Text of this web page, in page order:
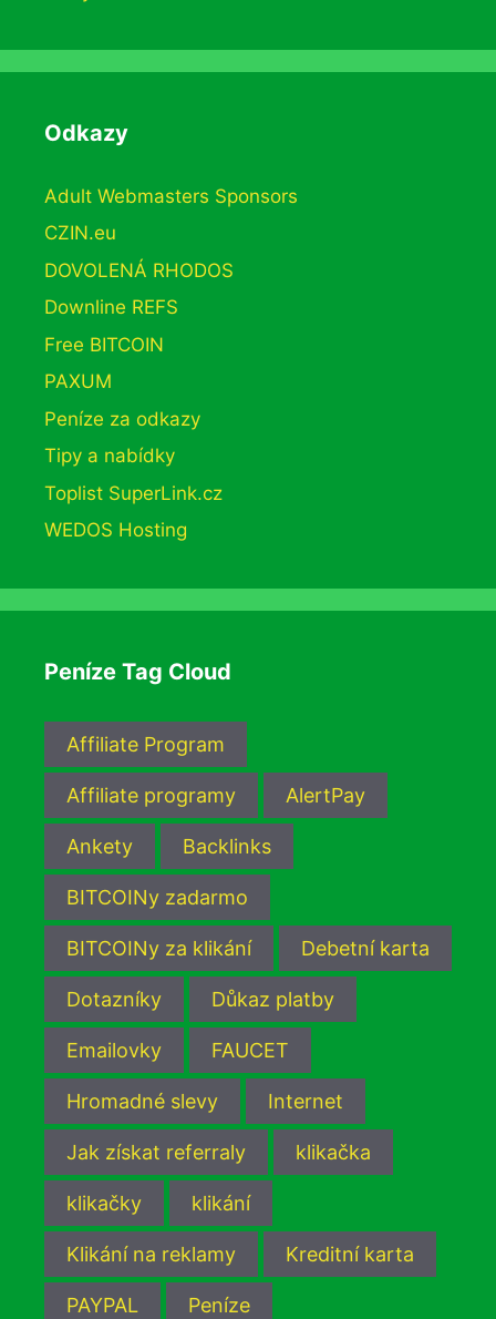
Odkazy
Adult Webmasters Sponsors
CZIN.eu
DOVOLENÁ RHODOS
Downline REFS
Free BITCOIN
PAXUM
Peníze za odkazy
Tipy a nabídky
Toplist SuperLink.cz
WEDOS Hosting
Peníze Tag Cloud
Affiliate Program
Affiliate programy AlertPay
Ankety Backlinks
BITCOINy zadarmo
BITCOINy za klikání Debetní karta
Dotazníky Důkaz platby
Emailovky FAUCET
Hromadné slevy Internet
Jak získat referraly klikačka
klikačky klikání
Klikání na reklamy Kreditní karta
PAYPAL Peníze